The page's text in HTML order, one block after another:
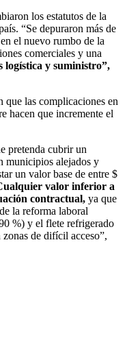
los estatutos de la
“Se depuraron más de
el nuevo rumbo de la
comerciales y una
logística y suministro”,
que las complicaciones en
hacen que incremente el
pretenda cubrir un
municipios alejados y
un valor base de entre $
valor inferior a
contractual, ya que
la reforma laboral
%) y el flete refrigerado
de difícil acceso”,